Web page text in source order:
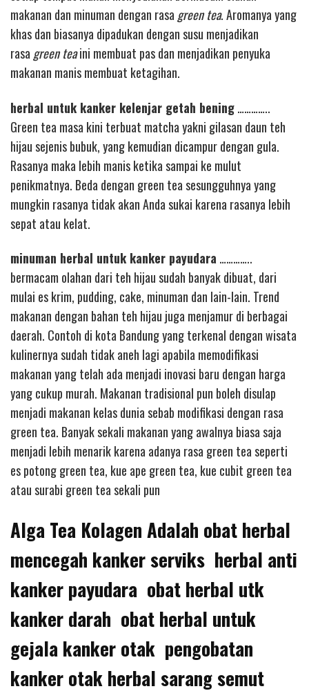
makanan dan minuman dengan rasa green tea. Aromanya yang
khas dan biasanya dipadukan dengan susu menjadikan
rasa green teaini membuat pas dan menjadikan penyuka
makanan manis membuat ketagihan.
herbal untuk kanker kelenjar getah bening…………..
Green tea masa kini terbuat matcha yakni gilasan daun teh
hijau sejenis bubuk, yang kemudian dicampur dengan gula.
Rasanya maka lebih manis ketika sampai ke mulut
penikmatnya. Beda dengan green tea sesungguhnya yang
mungkin rasanya tidak akan Anda sukai karena rasanya lebih
sepat atau kelat.
minuman herbal untuk kanker payudara …………..
bermacam olahan dari teh hijau sudah banyak dibuat, dari
mulai es krim, pudding, cake, minuman dan lain-lain. Trend
makanan dengan bahan teh hijau juga menjamur di berbagai
daerah. Contoh di kota Bandung yang terkenal dengan wisata
kulinernya sudah tidak aneh lagi apabila memodifikasi
makanan yang telah ada menjadi inovasi baru dengan harga
yang cukup murah. Makanan tradisional pun boleh disulap
menjadi makanan kelas dunia sebab modifikasi dengan rasa
green tea. Banyak sekali makanan yang awalnya biasa saja
menjadi lebih menarik karena adanya rasa green tea seperti
es potong green tea, kue ape green tea, kue cubit green tea
atau surabi green tea sekali pun
Alga Tea Kolagen Adalah obat herbal
mencegah kanker serviks herbal anti
kanker payudara obat herbal utk
kanker darah obat herbal untuk
gejala kanker otak pengobatan
kanker otak herbal sarang semut